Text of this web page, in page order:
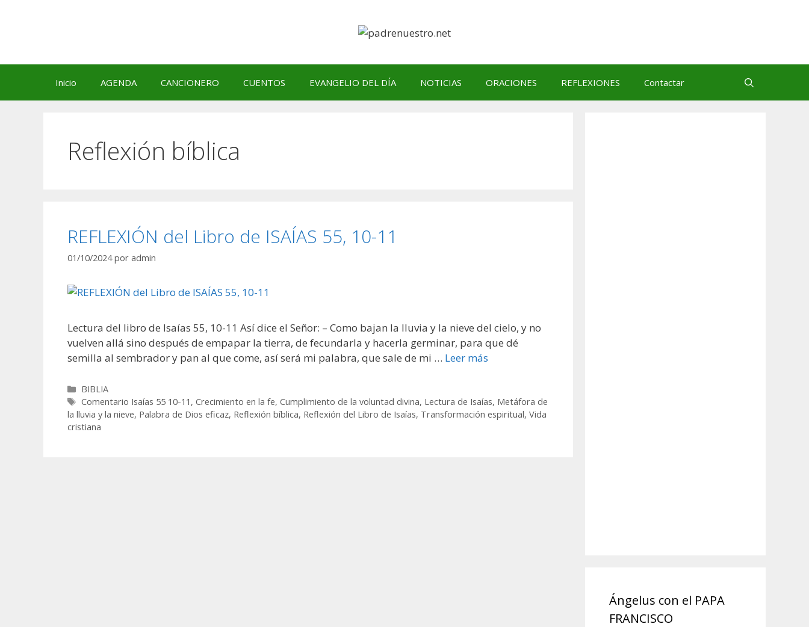
Inicio AGENDA CANCIONERO CUENTOS EVANGELIO DEL DÍA NOTICIAS ORACIONES REFLEXIONES Contactar
Reflexión bíblica
REFLEXIÓN del Libro de ISAÍAS 55, 10-11
01/10/2024 por admin
Lectura del libro de Isaías 55, 10-11 Así dice el Señor: – Como bajan la lluvia y la nieve del cielo, y no
vuelven allá sino después de empapar la tierra, de fecundarla y hacerla germinar, para que dé
semilla al sembrador y pan al que come, así será mi palabra, que sale de mi … Leer más
Categorías
BIBLIA
Etiquetas
Comentario Isaías 55 10-11 ,Crecimiento en la fe,Cumplimiento de la voluntad divina, Lectura de Isaías, Metáfora de
la lluvia y la nieve, Palabra de Dios eficaz, Reflexión bíblica, Reflexión del Libro de Isaías, Transformación espiritual, Vida
cristiana
Ángelus con el PAPA
FRANCISCO